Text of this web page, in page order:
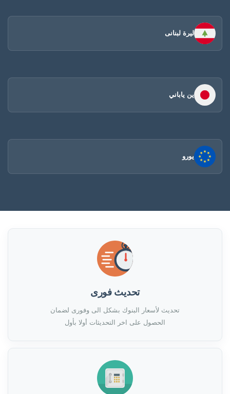
ليرة لبنانى
ين ياباني
يورو
تحديث فورى
تحديث لأسعار البنوك بشكل الى وفورى لضمان
الحصول على اخر التحديثات أولا بأول